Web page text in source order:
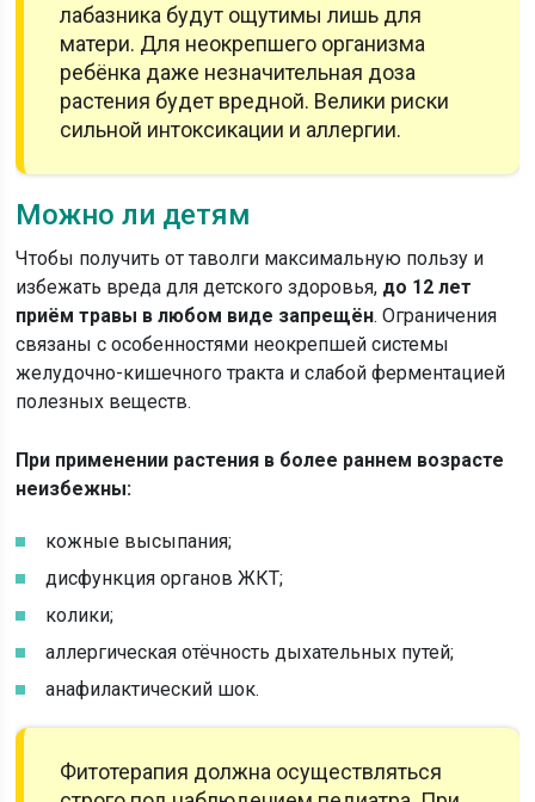
лабазника будут ощутимы лишь для
матери. Для неокрепшего организма
ребёнка даже незначительная доза
растения будет вредной. Велики риски
сильной интоксикации и аллергии.
Можно ли детям
Чтобы получить от таволги максимальную пользу и
избежать вреда для детского здоровья, до 12 лет
приём травы в любом виде запрещён. Ограничения
связаны с особенностями неокрепшей системы
желудочно-кишечного тракта и слабой ферментацией
полезных веществ.
При применении растения в более раннем возрасте
неизбежны:
кожные высыпания;
дисфункция органов ЖКТ;
колики;
аллергическая отёчность дыхательных путей;
анафилактический шок.
Фитотерапия должна осуществляться